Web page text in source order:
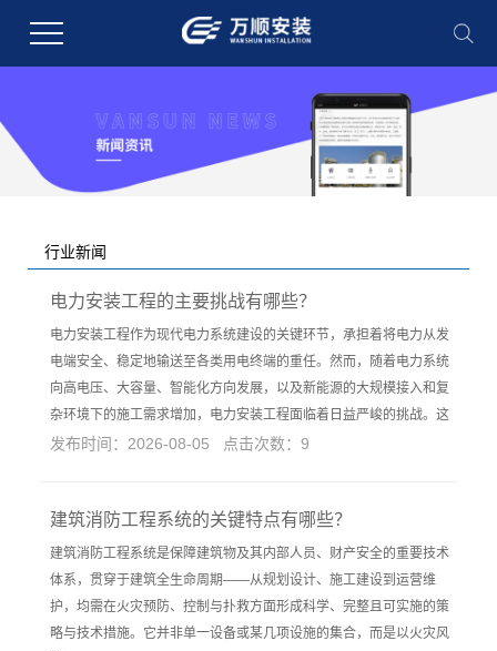
行业新闻
电力安装工程的主要挑战有哪些？
电力安装工程作为现代电力系统建设的关键环节，承担着将电力从发
电端安全、稳定地输送至各类用电终端的重任。然而，随着电力系统
向高电压、大容量、智能化方向发展，以及新能源的大规模接入和复
杂环境下的施工需求增加，电力安装工程面临着日益严峻的挑战。这
发布时间：2026-08-05 点击次数：9
建筑消防工程系统的关键特点有哪些？
建筑消防工程系统是保障建筑物及其内部人员、财产安全的重要技术
体系，贯穿于建筑全生命周期——从规划设计、施工建设到运营维
护，均需在火灾预防、控制与扑救方面形成科学、完整且可实施的策
略与技术措施。它并非单一设备或某几项设施的集合，而是以火灾风